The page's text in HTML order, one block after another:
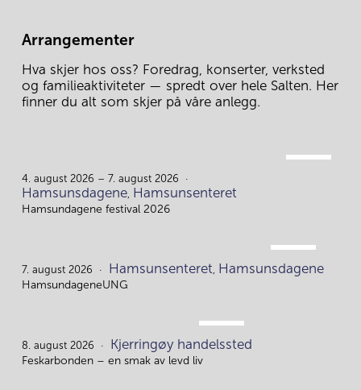
Arrangementer
Hva skjer hos oss? Foredrag, konserter, verksted
og familieaktiviteter — spredt over hele Salten. Her
finner du alt som skjer på våre anlegg.
4. august 2026 – 7. august 2026
Hamsunsdagene, Hamsunsenteret
Hamsundagene festival 2026
7.
7. august 2026 Hamsunsenteret, Hamsunsdagene
HamsundageneUNG
8.
8. august 2026 Kjerringøy handelssted
Feskarbonden – en smak av levd liv